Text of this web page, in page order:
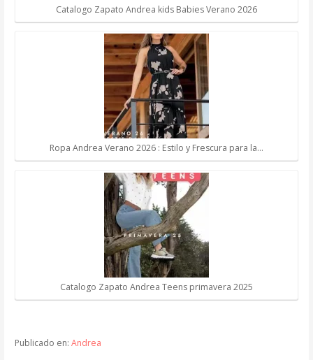
Catalogo Zapato Andrea kids Babies Verano 2026
Ropa Andrea Verano 2026 : Estilo y Frescura para la…
Catalogo Zapato Andrea Teens primavera 2025
Publicado en: Andrea